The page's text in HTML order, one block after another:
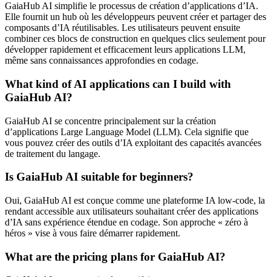
GaiaHub AI simplifie le processus de création d’applications d’IA.
Elle fournit un hub où les développeurs peuvent créer et partager des
composants d’IA réutilisables. Les utilisateurs peuvent ensuite
combiner ces blocs de construction en quelques clics seulement pour
développer rapidement et efficacement leurs applications LLM,
même sans connaissances approfondies en codage.
What kind of AI applications can I build with
GaiaHub AI?
GaiaHub AI se concentre principalement sur la création
d’applications Large Language Model (LLM). Cela signifie que
vous pouvez créer des outils d’IA exploitant des capacités avancées
de traitement du langage.
Is GaiaHub AI suitable for beginners?
Oui, GaiaHub AI est conçue comme une plateforme IA low-code, la
rendant accessible aux utilisateurs souhaitant créer des applications
d’IA sans expérience étendue en codage. Son approche « zéro à
héros » vise à vous faire démarrer rapidement.
What are the pricing plans for GaiaHub AI?